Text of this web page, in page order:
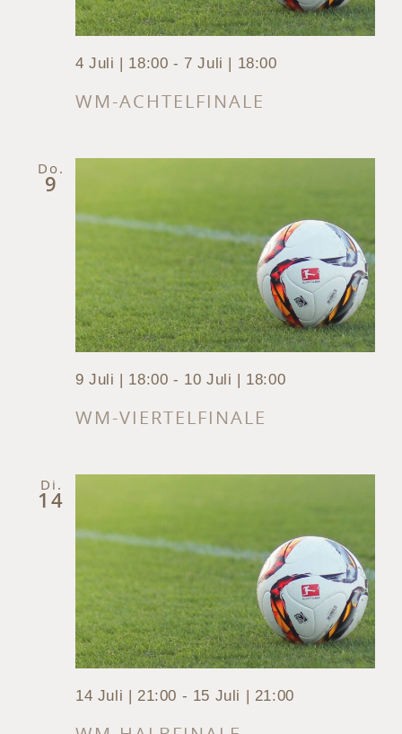
WM-ACHTELFINALE
4 Juli | 18:00 - 7 Juli | 18:00
Do.
9
WM-VIERTELFINALE
9 Juli | 18:00 - 10 Juli | 18:00
Di.
14
14 Juli | 21:00 - 15 Juli | 21:00